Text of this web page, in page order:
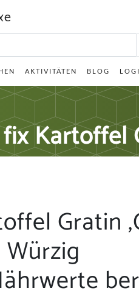
AKTIVITÄTEN BLOG
Kartoffel
Gratin
Würzig